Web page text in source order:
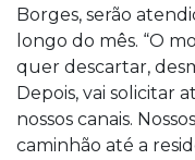
Borges, serão
longo do mês. “O
quer descartar,
Depois, vai solicitar
nossos canais.
caminhão até a